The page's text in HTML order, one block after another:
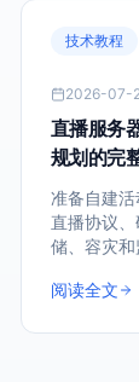
技术教程
2026-07-
直播服务
规划的完
准备自建
直播协议
储、容灾
阅读全文